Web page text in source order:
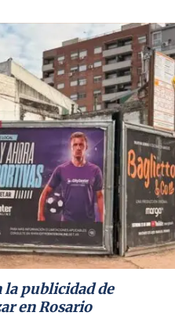
publicidad de
en Rosario